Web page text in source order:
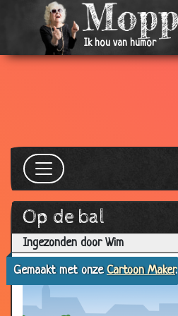
Ik hou van humor
Op de bal
Ingezonden door Wim
Gemaakt met onzeCartoon Maker.